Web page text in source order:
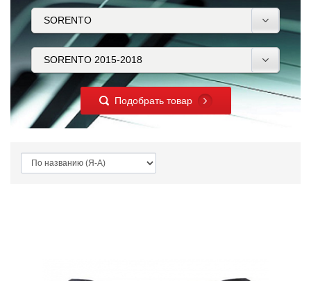
Подобрать товар